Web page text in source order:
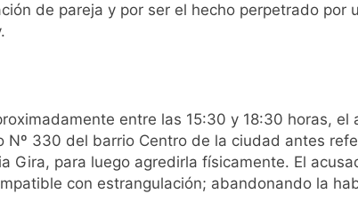
de pareja y por ser el hecho perpetrado por
entre las 15:30 y 18:30 horas, el
330 del barrio Centro de la ciudad antes
Gira, para luego agredirla físicamente. El
con estrangulación; abandonando la